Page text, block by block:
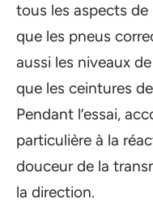
tous les aspects
que les pneus
aussi les niveaux
que les ceintures
Pendant l’essai,
particulière à la
douceur de la
la direction.